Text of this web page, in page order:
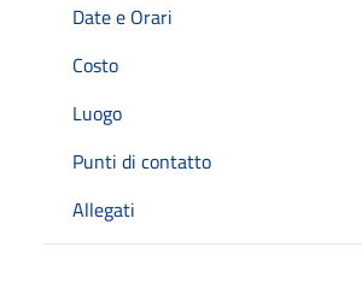
Date e Orari
Costo
Luogo
Punti di contatto
Allegati